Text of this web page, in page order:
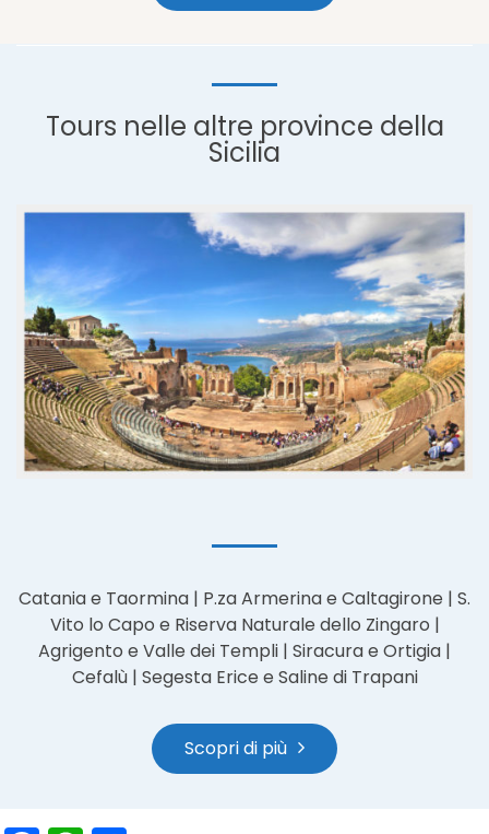
Tours nelle altre province della
Sicilia
Catania e Taormina | P.za Armerina e Caltagirone | S.
Vito lo Capo e Riserva Naturale dello Zingaro |
Agrigento e Valle dei Templi | Siracura e Ortigia |
Cefalù | Segesta Erice e Saline di Trapani
Scopri di più